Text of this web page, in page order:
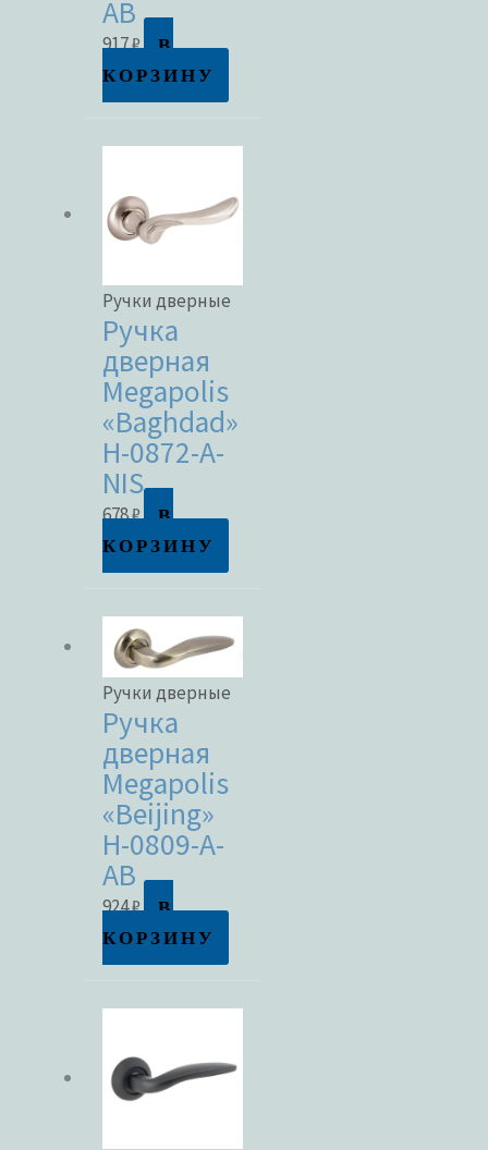
AB
917₽
В
КОРЗИНУ
Ручки дверные
Ручка
дверная
Megapolis
«Baghdad»
H-0872-A-
NIS
678₽
В
КОРЗИНУ
Ручки дверные
Ручка
дверная
Megapolis
«Beijing»
H-0809-A-
AB
924₽
В
КОРЗИНУ